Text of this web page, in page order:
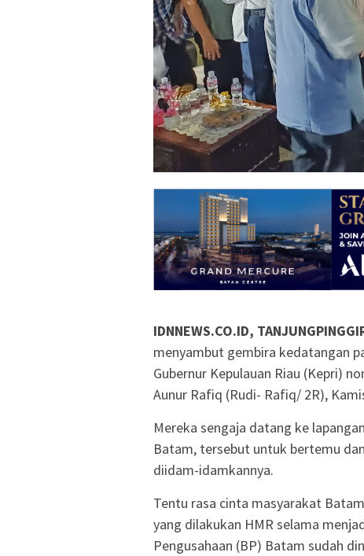
IDNNEWS.CO.ID,
menyambut gembira kedatangan
Gubernur Kepulauan Riau (Kepri)
Aunur Rafiq (Rudi- Rafiq/ 2R),
Mereka sengaja datang ke
Batam, tersebut untuk bertemu
diidam-idamkannya.
Tentu rasa cinta masyarakat
yang dilakukan HMR selama
Pengusahaan (BP) Batam sudah